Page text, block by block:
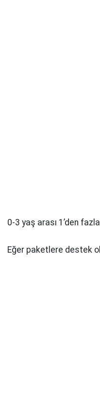
0-3 yaş arası 1’den
Eğer paketlere destek